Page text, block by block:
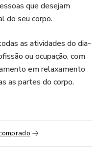
que desejam
do seu corpo.
as atividades do dia-
ou ocupação, com
em relaxamento
as partes do corpo.